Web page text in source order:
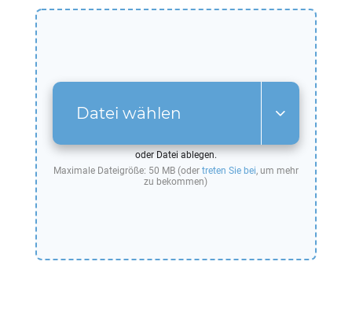
Datei wählen
oder Datei ablegen.
Maximale Dateigröße: 50 MB (oder treten Sie bei, um mehr
zu bekommen)